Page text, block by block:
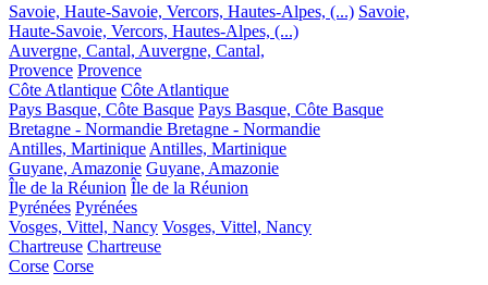
Savoie, Haute-Savoie, Vercors, Hautes-Alpes, (...) Savoie,
Haute-Savoie, Vercors, Hautes-Alpes, (...)
Auvergne, Cantal, Auvergne, Cantal,
Provence Provence
Côte Atlantique Côte Atlantique
Pays Basque, Côte Basque Pays Basque, Côte Basque
Bretagne - Normandie Bretagne - Normandie
Antilles, Martinique Antilles, Martinique
Guyane, Amazonie Guyane, Amazonie
Île de la Réunion Île de la Réunion
Pyrénées Pyrénées
Vosges, Vittel, Nancy Vosges, Vittel, Nancy
Chartreuse Chartreuse
Corse Corse